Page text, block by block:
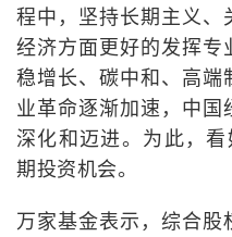
程中，坚持长期主义
经济方面更好的发挥专
稳增长、碳中和、高端
业革命逐渐加速，中
深化和迈进。为此，
期投资机会。
万家基金表示，综合